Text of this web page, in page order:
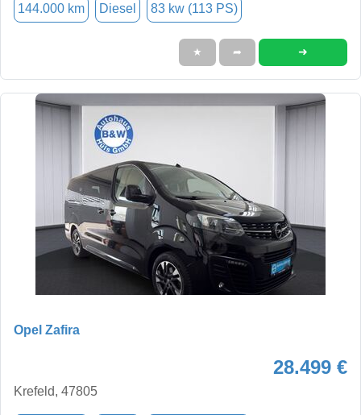
144.000 km Diesel 83 kw (113 PS)
★ ➦ ➜
Opel Zafira
28.499 €
Krefeld, 47805